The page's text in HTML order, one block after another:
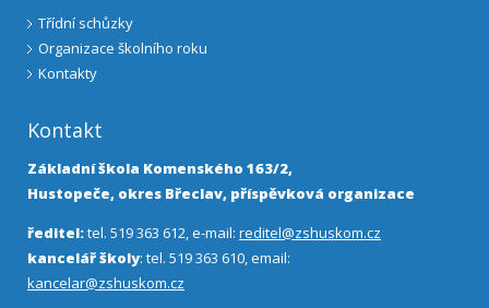
Třídní schůzky
Organizace školního roku
Kontakty
Kontakt
Základní škola Komenského 163/2,
Hustopeče, okres Břeclav, příspěvková organizace
ředitel:tel. 519 363 612, e-mail: reditel@zshuskom.cz
kancelář školy: tel. 519 363 610, email:
kancelar@zshuskom.cz